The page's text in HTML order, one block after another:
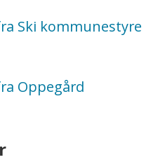
Ski kommunestyre
Oppegård